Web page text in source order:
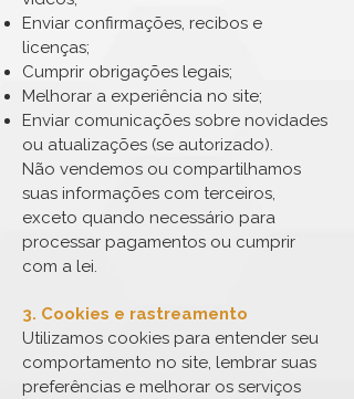
Enviar confirmações, recibos e
licenças;
Cumprir obrigações legais;
Melhorar a experiência no site;
Enviar comunicações sobre novidades
ou atualizações (se autorizado).
Não vendemos ou compartilhamos
suas informações com terceiros,
exceto quando necessário para
processar pagamentos ou cumprir
com a lei.
3. Cookies e rastreamento
Utilizamos cookies para entender seu
comportamento no site, lembrar suas
preferências e melhorar os serviços